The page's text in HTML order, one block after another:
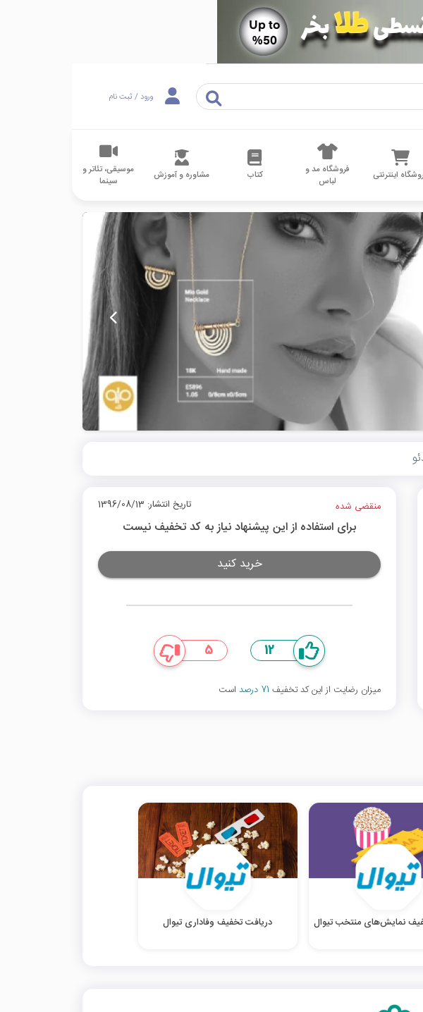
ورود / ثبت نام
اینترنتی
فروشگاه مد و
لباس
کتاب مشاوره و آموزش
موسیقی، تئاتر و
سینما
منقضی شده تاریخ انتشار: 1396/08/13
برای استفاده از این پیشنهاد نیاز به کد تخفیف نیست
خرید کنید
12
5
میزان رضایت از این کد تخفیف 71 درصد است
دریافت تخفیف وفاداری تیوال